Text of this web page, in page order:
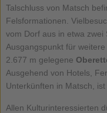
Talschluss von Matsch
Felsformationen.
vom Dorf aus in etwa zwei
Ausgangspunkt für
2.677 m gelegene
Ausgehend von Hotels,
Unterkünften in Matsch,
Allen Kulturinteressierten